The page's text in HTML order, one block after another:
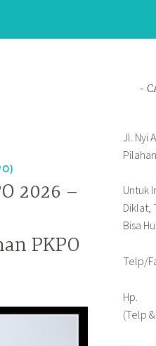
2026 –
PKPO
Jl. Nyi
Untuk
Diklat,
Bisa
Telp/
Hp. :
(Telp